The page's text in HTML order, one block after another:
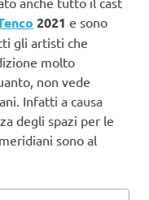
2021 e sono
gli artisti che
molto
non vede
Infatti a causa
degli spazi per le
sono al